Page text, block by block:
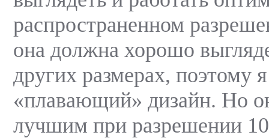
распространенном
она должна хорошо
других размерах, поэтому
«плавающий» дизайн. Но
лучшим при разрешении